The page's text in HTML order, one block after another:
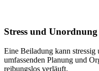
Stress und Unordnung
Eine Beiladung kann stressig
umfassenden Planung und
reibungslos verläuft.